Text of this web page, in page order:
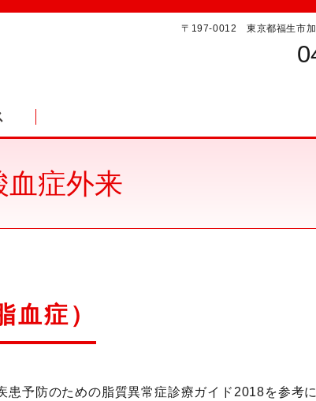
〒197-0012 東京都福生市
血症外来
血症）
予防のための脂質異常症診療ガイド2018を参考